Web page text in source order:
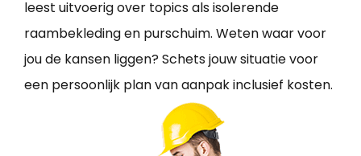
leest uitvoerig over topics als isolerende
raambekleding en purschuim. Weten waar voor
jou de kansen liggen? Schets jouw situatie voor
een persoonlijk plan van aanpak inclusief kosten.